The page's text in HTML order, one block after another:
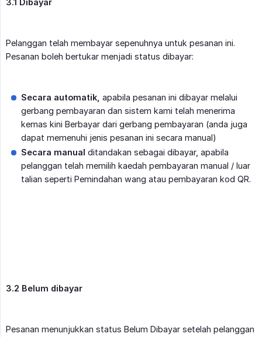
3.1 Dibayar
Pelanggan telah membayar sepenuhnya untuk pesanan ini.
Pesanan boleh bertukar menjadi status dibayar:
Secara automatik, apabila pesanan ini dibayar melalui
gerbang pembayaran dan sistem kami telah menerima
kemas kini Berbayar dari gerbang pembayaran (anda juga
dapat memenuhi jenis pesanan ini secara manual)
Secara manual ditandakan sebagai dibayar, apabila
pelanggan telah memilih kaedah pembayaran manual / luar
talian seperti Pemindahan wang atau pembayaran kod QR.
3.2 Belum dibayar
Pesanan menunjukkan status Belum Dibayar setelah pelanggan